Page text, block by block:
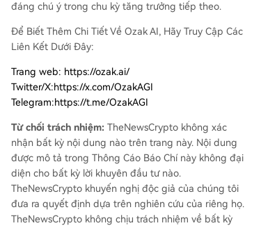
đáng chú ý trong chu kỳ tăng trưởng tiếp theo.
Để Biết Thêm Chi Tiết Về Ozak AI, Hãy Truy Cập Các
Liên Kết Dưới Đây:
​Trang web: https://ozak.ai/
Twitter/X:https://x.com/OzakAGI
Telegram:https://t.me/OzakAGI
Từ chối trách nhiệm: TheNewsCrypto không xác
nhận bất kỳ nội dung nào trên trang này. Nội dung
được mô tả trong Thông Cáo Báo Chí này không đại
diện cho bất kỳ lời khuyên đầu tư nào.
TheNewsCrypto khuyến nghị độc giả của chúng tôi
đưa ra quyết định dựa trên nghiên cứu của riêng họ.
TheNewsCrypto không chịu trách nhiệm về bất kỳ